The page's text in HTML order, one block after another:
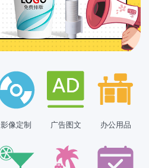
影像定制 广告图文 办公用品